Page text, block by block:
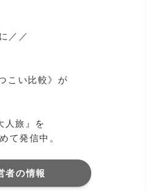
／／
こい比較》が
人旅』を
て発信中。
者の情報